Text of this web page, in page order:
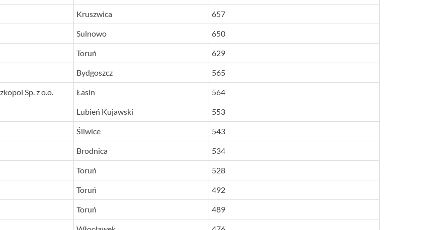
Kruszwica 657
Sulnowo 650
Toruń 629
Bydgoszcz 565
Sp. z o.o. Łasin 564
Lubień Kujawski 553
Śliwice 543
Brodnica 534
Toruń 528
Toruń 492
Toruń 489